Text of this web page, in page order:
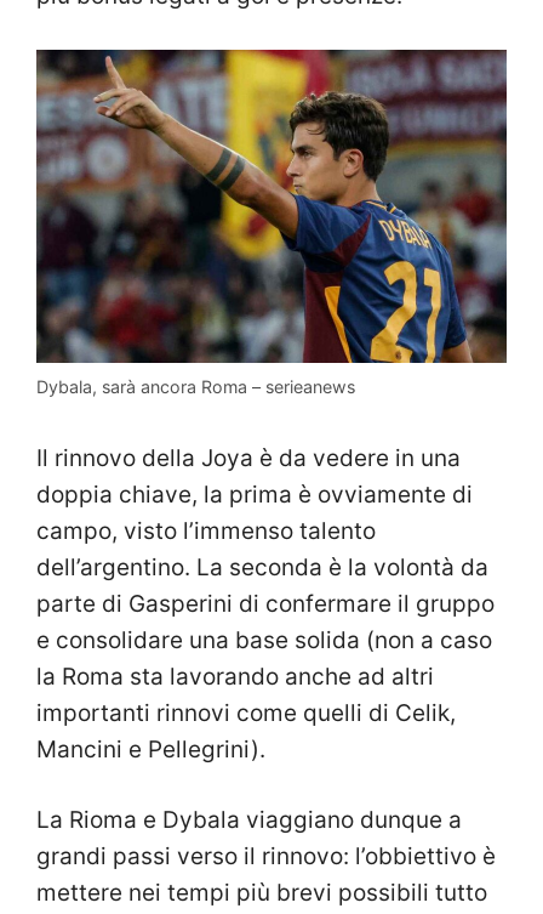
Dybala, sarà ancora Roma – serieanews
Il rinnovo della Joya è da vedere in una
doppia chiave, la prima è ovviamente di
campo, visto l’immenso talento
dell’argentino. La seconda è la volontà da
parte di Gasperini di confermare il gruppo
e consolidare una base solida (non a caso
la Roma sta lavorando anche ad altri
importanti rinnovi come quelli di Celik,
Mancini e Pellegrini).
La Rioma e Dybala viaggiano dunque a
grandi passi verso il rinnovo: l’obbiettivo è
mettere nei tempi più brevi possibili tutto